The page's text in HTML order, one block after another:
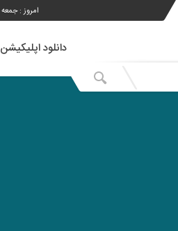
امروز : جمعه 1405/5/16
دانلود اپلیکیشن